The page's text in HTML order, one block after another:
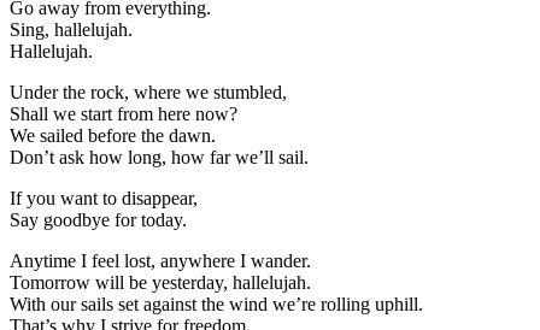
Go away from everything.
Sing, hallelujah.
Hallelujah.
Under the rock, where we stumbled,
Shall we start from here now?
We sailed before the dawn.
Don’t ask how long, how far we’ll sail.
If you want to disappear,
Say goodbye for today.
Anytime I feel lost, anywhere I wander.
Tomorrow will be yesterday, hallelujah.
With our sails set against the wind we’re rolling uphill.
That’s why I strive for freedom.